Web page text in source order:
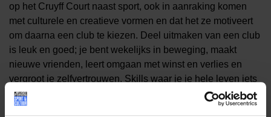
op het Cruyff Court naast sport, ook in aanraking komen
met culturele en creatieve vormen en dat het ze motiveert
om daarna een club te kiezen. Deel uitmaken van een club
is leuk en goed; je bent wekelijks in beweging, maakt
nieuwe vrienden, leert omgaan met winst en verlies en
vergroot je zelfvertrouwen. Skills waar je je hele leven iets
aan hebt. Als er thuis geen geld is voor een club, betaalt
het Jeugdfonds het lesgeld.